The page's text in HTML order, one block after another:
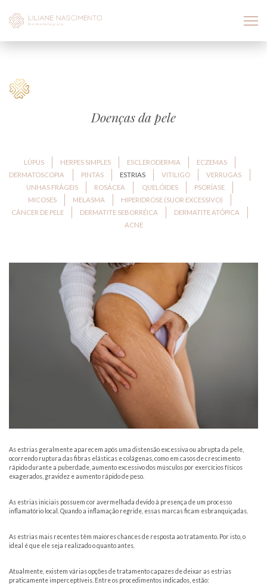
Doenças da pele
LÚPUS HERPES SIMPLES ESCLERODERMIA
ECZEMAS
DERMATOSCOPIA
PINTAS ESTRIAS VITILIGO
VERRUGAS
UNHAS FRÁGEIS
ROSÁCEA QUELÓIDES
PSORÍASE
MICOSES
MELASMA
HIPERIDROSE (SUOR EXCESSIVO)
CÂNCER DE PELE
DERMATITE SEBORRÉICA
DERMATITE ATÓPICA
ACNE
As estrias geralmente aparecem após uma distensão excessiva ou abrupta da pele,
ocorrendo ruptura das fibras elásticas e colágenas, como em casos de crescimento
rápido durante a puberdade, aumento excessivo dos músculos por exercícios físicos
exagerados, gravidez e aumento rápido de peso.
As estrias iniciais possuem cor avermelhada devido à presença de um processo
inflamatório local. Quando a inflamação regride, essas marcas ficam esbranquiçadas.
As estrias mais recentes têm maiores chances de resposta ao tratamento. Por isto, o
ideal é que ele seja realizado o quanto antes.
Atualmente, existem várias opções de tratamento capazes de deixar as estrias
praticamente imperceptíveis. Entre os procedimentos indicados, estão: